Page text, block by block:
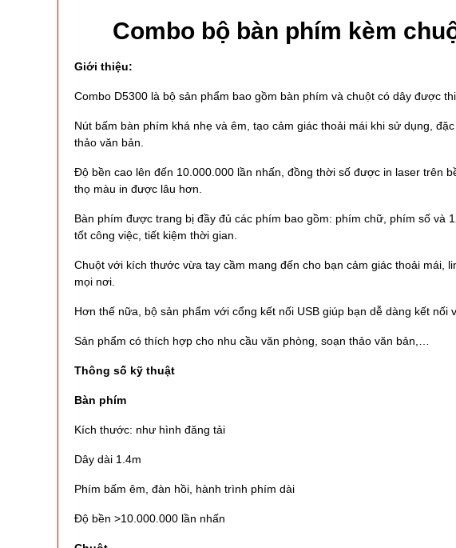
Combo bộ bàn phím kèm
Giới thiệu:
Combo D5300 là bộ sản phẩm bao gồm bàn phím và chuột có dây được
Nút bấm bàn phím khá nhẹ và êm, tạo cảm giác thoải mái khi sử dụng,
thảo văn bản.
Độ bền cao lên đến 10.000.000 lần nhấn, đồng thời số được in laser trên
thọ màu in được lâu hơn.
Bàn phím được trang bị đầy đủ các phím bao gồm: phím chữ, phím số và
tốt công việc, tiết kiệm thời gian.
Chuột với kích thước vừa tay cầm mang đến cho bạn cảm giác thoải mái,
mọi nơi.
Hơn thế nữa, bộ sản phẩm với cổng kết nối USB giúp bạn dễ dàng kết nối
Sản phẩm có thích hợp cho nhu cầu văn phòng, soạn thảo văn bản,…
Thông số kỹ thuật
Bàn phím
Kích thước: như hình đăng tải
Dây dài 1.4m
Phím bấm êm, đàn hồi, hành trình phím dài
Độ bền >10.000.000 lần nhấn